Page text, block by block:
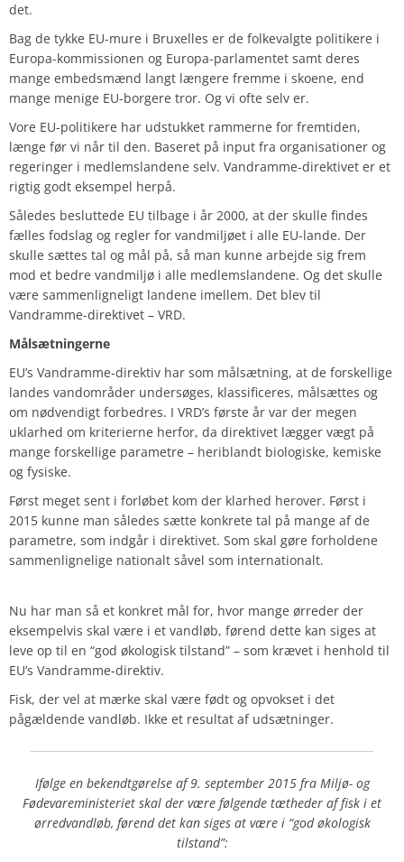
det.
Bag de tykke EU-mure i Bruxelles er de folkevalgte politikere i
Europa-kommissionen og Europa-parlamentet samt deres
mange embedsmænd langt længere fremme i skoene, end
mange menige EU-borgere tror. Og vi ofte selv er.
Vore EU-politikere har udstukket rammerne for fremtiden,
længe før vi når til den. Baseret på input fra organisationer og
regeringer i medlemslandene selv. Vandramme-direktivet er et
rigtig godt eksempel herpå.
Således besluttede EU tilbage i år 2000, at der skulle findes
fælles fodslag og regler for vandmiljøet i alle EU-lande. Der
skulle sættes tal og mål på, så man kunne arbejde sig frem
mod et bedre vandmiljø i alle medlemslandene. Og det skulle
være sammenligneligt landene imellem. Det blev til
Vandramme-direktivet – VRD.
Målsætningerne
EU’s Vandramme-direktiv har som målsætning, at de forskellige
landes vandområder undersøges, klassificeres, målsættes og
om nødvendigt forbedres. I VRD’s første år var der megen
uklarhed om kriterierne herfor, da direktivet lægger vægt på
mange forskellige parametre – heriblandt biologiske, kemiske
og fysiske.
Først meget sent i forløbet kom der klarhed herover. Først i
2015 kunne man således sætte konkrete tal på mange af de
parametre, som indgår i direktivet. Som skal gøre forholdene
sammenlignelige nationalt såvel som internationalt.
Nu har man så et konkret mål for, hvor mange ørreder der
eksempelvis skal være i et vandløb, førend dette kan siges at
leve op til en “god økologisk tilstand” – som krævet i henhold til
EU’s Vandramme-direktiv.
Fisk, der vel at mærke skal være født og opvokset i det
pågældende vandløb. Ikke et resultat af udsætninger.
Ifølge en bekendtgørelse af 9. september 2015 fra Miljø- og
Fødevareministeriet skal der være følgende tætheder af fisk i et
ørredvandløb, førend det kan siges at være i “god økologisk
tilstand”: